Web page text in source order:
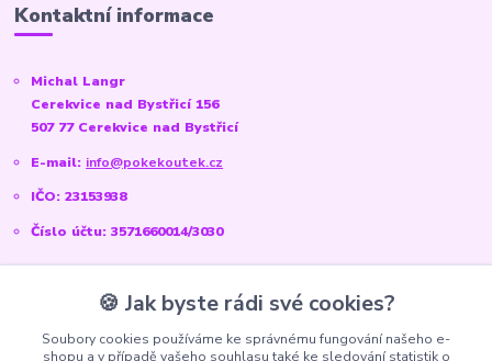
Kontaktní informace
Michal Langr
Cerekvice nad Bystřicí 156
507 77 Cerekvice nad Bystřicí
E-mail: info@pokekoutek.cz
IČO: 23153938
Číslo účtu: 3571660014/3030
Sociální sítě🍪 Jak byste rádi své cookies?
Soubory cookies používáme ke správnému fungování našeho e-
shopu a v případě vašeho souhlasu také ke sledování statistik o